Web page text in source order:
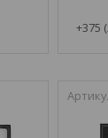
+375